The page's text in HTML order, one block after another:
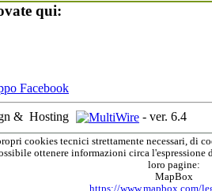
qui:
& Hosting - ver. 6.4
cookies tecnici strettamente necessari, di
ottenere informazioni circa
loro pagine:
MapBox
https://www.mapbox.com/